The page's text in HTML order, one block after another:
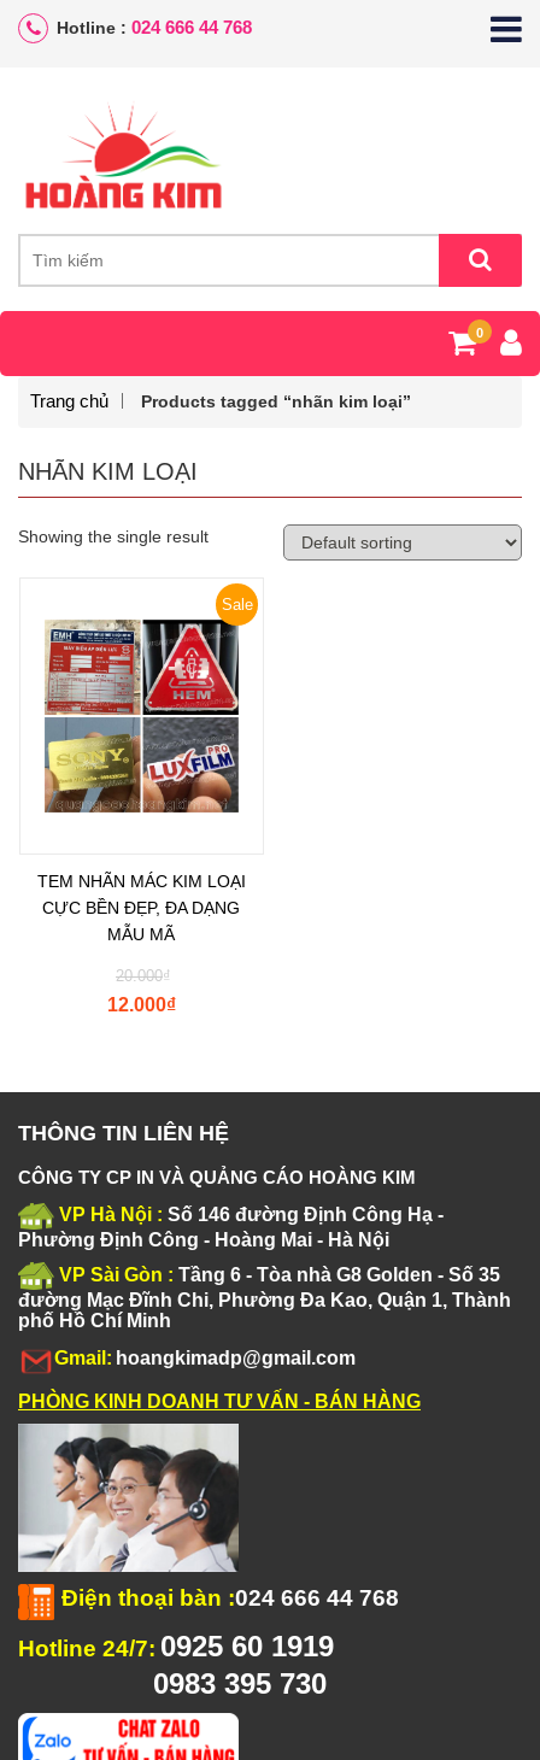
Hotline : 024 666 44 768
0
Trang chủ Products tagged “nhãn kim loại”
NHÃN KIM LOẠI
Showing the single result
Sale
TEM NHÃN MÁC KIM LOẠI
CỰC BỀN ĐẸP, ĐA DẠNG
MẪU MÃ
₫
20.000
₫
12.000
THÔNG TIN LIÊN HỆ
CÔNG TY CP IN VÀ QUẢNG CÁO HOÀNG KIM
VP Hà Nội : Số 146 đường Định Công Hạ -
Phường Định Công - Hoàng Mai - Hà Nội
VP Sài Gòn : Tầng 6 - Tòa nhà G8 Golden - Số 35
đường Mạc Đĩnh Chi, Phường Đa Kao, Quận 1, Thành
phố Hồ Chí Minh
Gmail: hoangkimadp@gmail.com
PHÒNG KINH DOANH TƯ VẤN - BÁN HÀNG
Điện thoại bàn :024 666 44 768
Hotline 24/7: 0925 60 1919
0983 395 730